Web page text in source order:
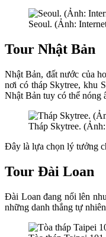
Seoul. (Ảnh:
Tour Nhật Bản
Nhật Bản, đất nước của
nơi có tháp Skytree, khu
Nhật Bản tuy có thể nóng
Tháp Skytree.
Đây là lựa chọn lý tưởng
Tour Đài Loan
Đài Loan đang nổi lên
những danh thắng tự